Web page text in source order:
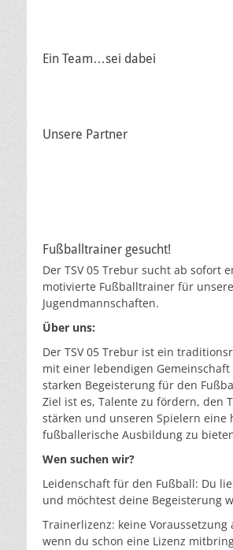
Ein Team…sei dabei
Unsere Partner
Fußballtrainer gesucht!
Der TSV 05 Trebur sucht ab sofort
motivierte Fußballtrainer für unsere
Jugendmannschaften.
Über uns:
Der TSV 05 Trebur ist ein
mit einer lebendigen
starken Begeisterung für den
Ziel ist es, Talente zu fördern, den
stärken und unseren Spielern eine
fußballerische Ausbildung zu
Wen suchen wir?
Leidenschaft für den Fußball: Du
und möchtest deine Begeisterung
Trainerlizenz: keine Voraussetzung
wenn du schon eine Lizenz